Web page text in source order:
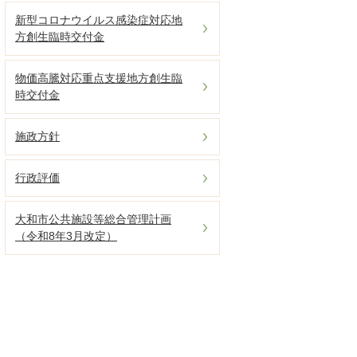
新型コロナウイルス感染症対応地
方創生臨時交付金
物価高騰対応重点支援地方創生臨
時交付金
施政方針
行政評価
大和市公共施設等総合管理計画
（令和8年3月改定）